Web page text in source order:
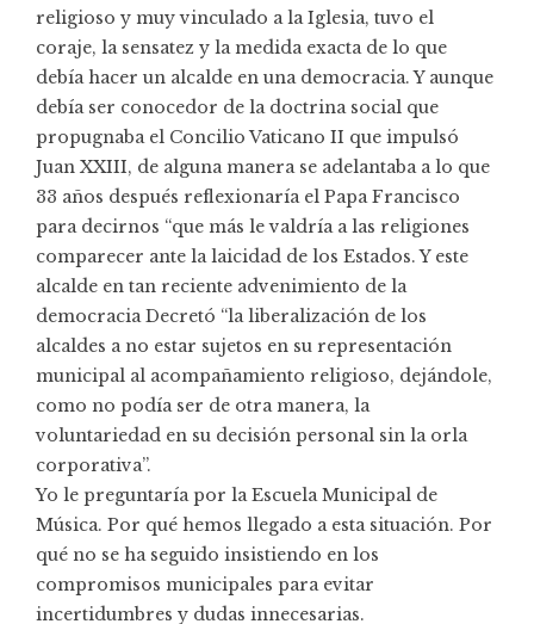
religioso y muy vinculado a la Iglesia, tuvo el
coraje, la sensatez y la medida exacta de lo que
debía hacer un alcalde en una democracia. Y aunque
debía ser conocedor de la doctrina social que
propugnaba el Concilio Vaticano II que impulsó
Juan XXIII, de alguna manera se adelantaba a lo que
33 años después reflexionaría el Papa Francisco
para decirnos “que más le valdría a las religiones
comparecer ante la laicidad de los Estados. Y este
alcalde en tan reciente advenimiento de la
democracia Decretó “la liberalización de los
alcaldes a no estar sujetos en su representación
municipal al acompañamiento religioso, dejándole,
como no podía ser de otra manera, la
voluntariedad en su decisión personal sin la orla
corporativa”.
Yo le preguntaría por la Escuela Municipal de
Música. Por qué hemos llegado a esta situación. Por
qué no se ha seguido insistiendo en los
compromisos municipales para evitar
incertidumbres y dudas innecesarias.